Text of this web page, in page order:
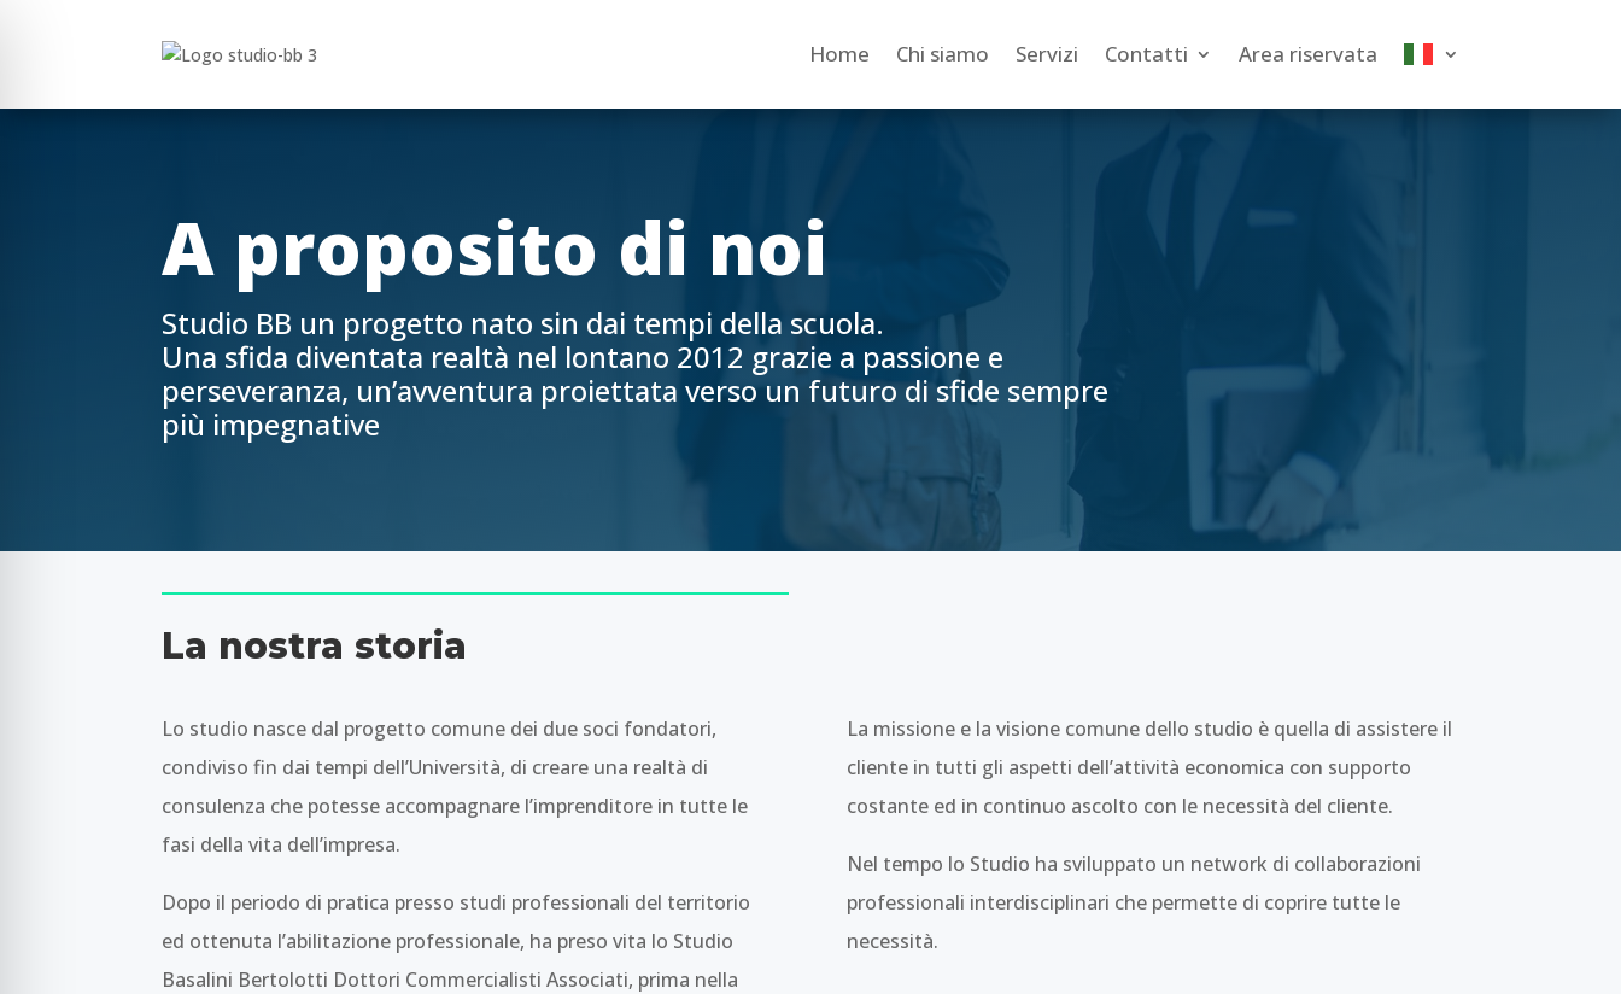
Home Chi siamo Servizi Contatti Area riservata
A proposito di noi
Studio BB un progetto nato sin dai tempi della scuola.
Una sfida diventata realtà nel lontano 2012 grazie a passione e
perseveranza, un’avventura proiettata verso un futuro di sfide sempre
più impegnative
La nostra storia
Lo studio nasce dal progetto comune dei due soci fondatori,
condiviso fin dai tempi dell’Università, di creare una realtà di
consulenza che potesse accompagnare l’imprenditore in tutte le
fasi della vita dell’impresa.
Dopo il periodo di pratica presso studi professionali del territorio
ed ottenuta l’abilitazione professionale, ha preso vita lo Studio
Basalini Bertolotti Dottori Commercialisti Associati, prima nella
La missione e la visione comune dello studio è quella di assistere il
cliente in tutti gli aspetti dell’attività economica con supporto
costante ed in continuo ascolto con le necessità del cliente.
Nel tempo lo Studio ha sviluppato un network di collaborazioni
professionali interdisciplinari che permette di coprire tutte le
necessità.